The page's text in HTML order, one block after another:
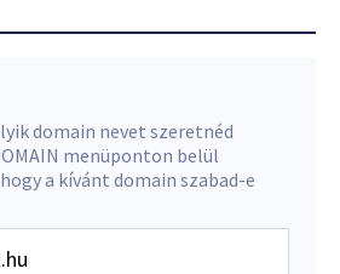
domain nevet szeretnéd
menüponton belül
a kívánt domain szabad-e